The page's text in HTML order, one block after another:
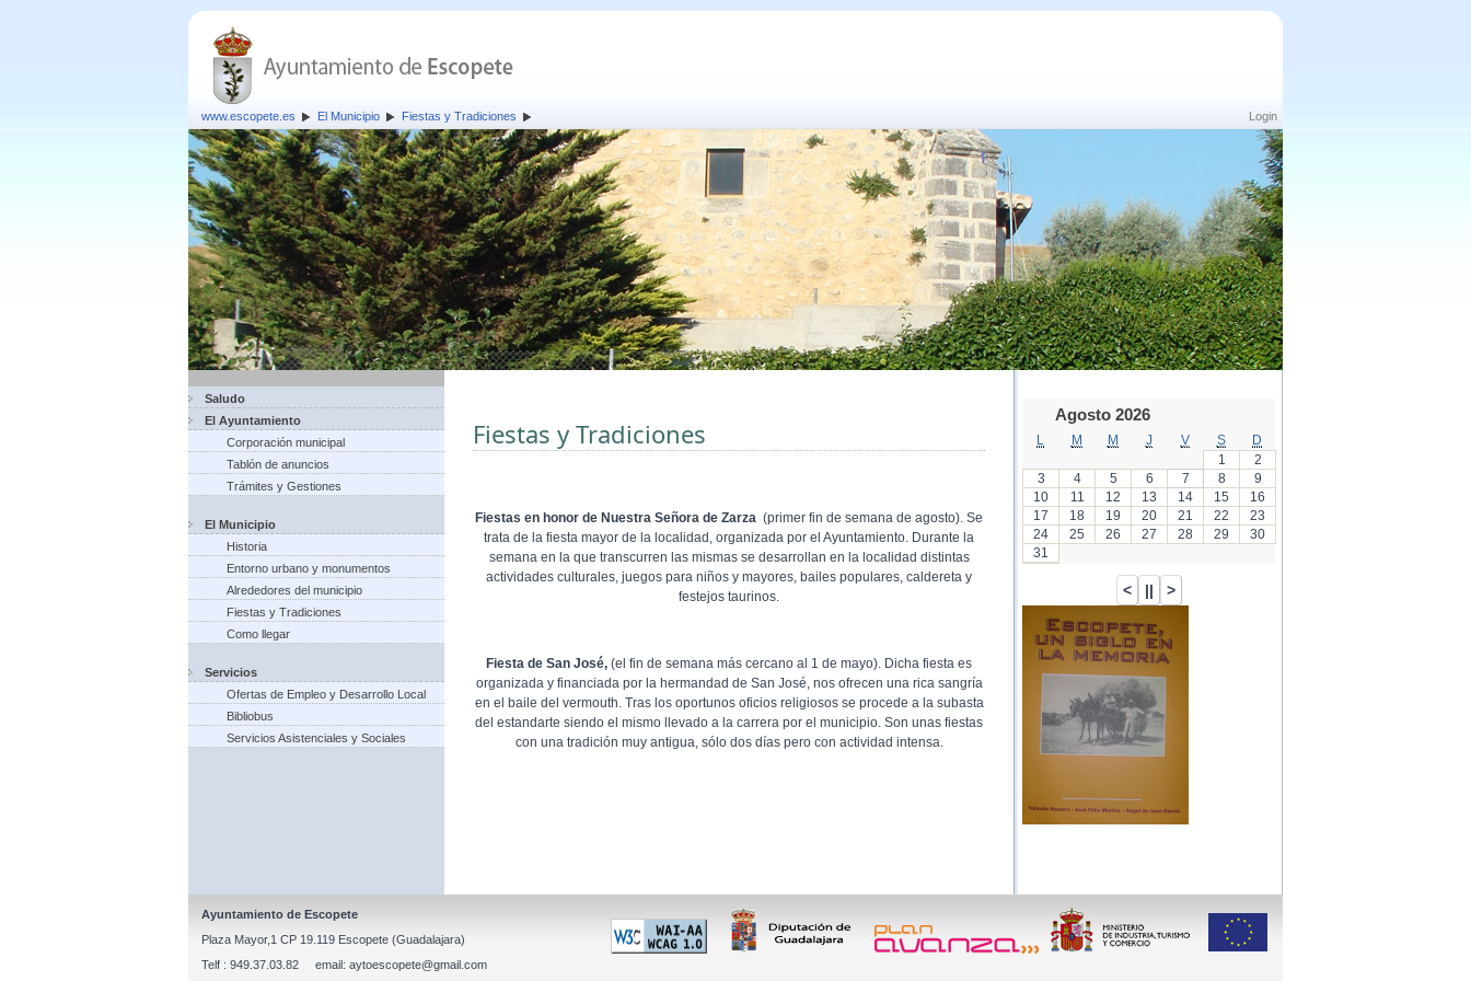
Login
www.escopete.es El Municipio Fiestas y Tradiciones
Saludo
El Ayuntamiento
Corporación municipal
Tablón de anuncios
Trámites y Gestiones
El Municipio
Historia
Entorno urbano y monumentos
Alrededores del municipio
Fiestas y Tradiciones
Como llegar
Servicios
Ofertas de Empleo y Desarrollo Local
Bibliobus
Servicios Asistenciales y Sociales
Fiestas y Tradiciones
Fiestas en honor de Nuestra Señora de Zarza (primer fin de semana de agosto). Se
trata de la fiesta mayor de la localidad, organizada por el Ayuntamiento. Durante la
semana en la que transcurren las mismas se desarrollan en la localidad distintas
actividades culturales, juegos para niños y mayores, bailes populares, caldereta y
festejos taurinos.
Fiesta de San José, (el fin de semana más cercano al 1 de mayo). Dicha fiesta es
organizada y financiada por la hermandad de San José, nos ofrecen una rica sangría
en el baile del vermouth. Tras los oportunos oficios religiosos se procede a la subasta
del estandarte siendo el mismo llevado a la carrera por el municipio. Son unas fiestas
con una tradición muy antigua, sólo dos días pero con actividad intensa.
Agosto 2026
M M J V S
D
1
2
3
4 5 6 7 8
9
10
11 12 13 14 15
16
17
18 19 20 21 22
23
24
25 26 27 28 29
30
31
Ayuntamiento de Escopete
Plaza Mayor,1 CP 19.119 Escopete (Guadalajara)
Telf : 949.37.03.82 email: aytoescopete@gmail.com